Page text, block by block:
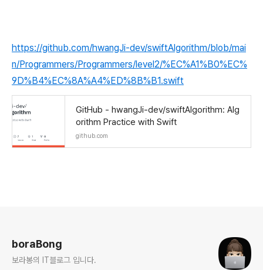
https://github.com/hwangJi-dev/swiftAlgorithm/blob/mai
n/Programmers/Programmers/level2/%EC%A1%B0%EC%
9D%B4%EC%8A%A4%ED%8B%B1.swift
GitHub - hwangJi-dev/swiftAlgorithm: Alg
orithm Practice with Swift
github.com
boraBong
보라봉의 IT블로그 입니다.